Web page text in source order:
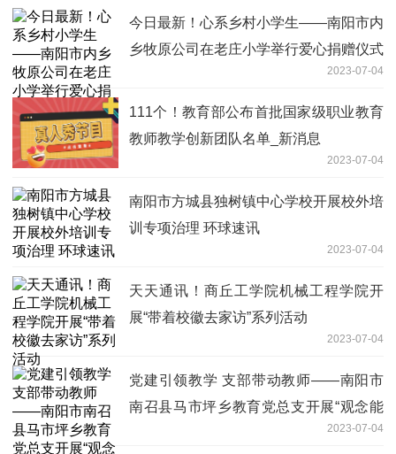
今日最新！心系乡村小学生——南阳市内
乡牧原公司在老庄小学举行爱心捐赠仪式
2023-07-04
111个！教育部公布首批国家级职业教育
教师教学创新团队名单_新消息
2023-07-04
南阳市方城县独树镇中心学校开展校外培
训专项治理 环球速讯
2023-07-04
天天通讯！商丘工学院机械工程学院开
展“带着校徽去家访”系列活动
2023-07-04
党建引领教学 支部带动教师——南阳市
南召县马市坪乡教育党总支开展“观念能
2023-07-04